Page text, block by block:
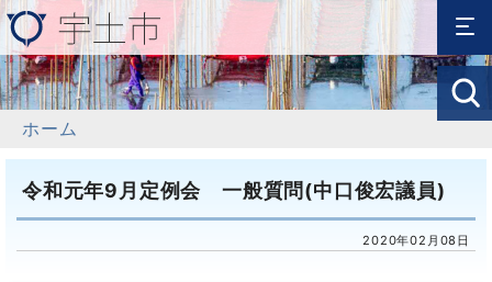
ホーム
令和元年9月定例会 一般質問(中口俊宏議員)
2020年02月08日